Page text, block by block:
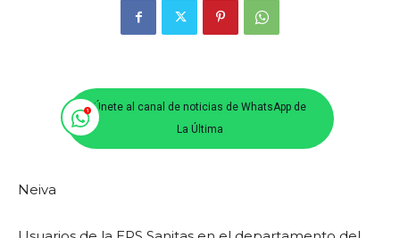
Únete al canal de noticias de WhatsApp de
La Última
Neiva